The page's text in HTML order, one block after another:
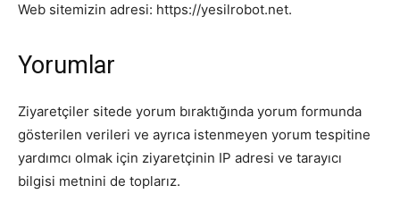
Web sitemizin adresi: https://yesilrobot.net.
Yorumlar
Ziyaretçiler sitede yorum bıraktığında yorum formunda
gösterilen verileri ve ayrıca istenmeyen yorum tespitine
yardımcı olmak için ziyaretçinin IP adresi ve tarayıcı
bilgisi metnini de toplarız.